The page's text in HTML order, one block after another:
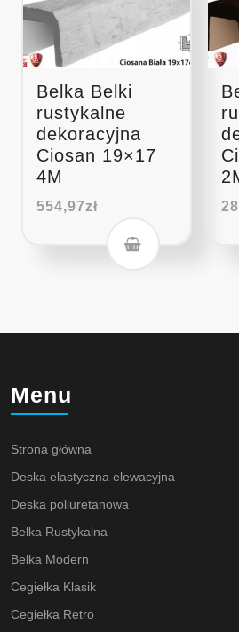
Belka Belki
rustykalne
dekoracyjna
Ciosan 19×17
4M
554,97zł
Menu
Strona główna
Deska elastyczna elewacyjna
Deska poliuretanowa
Belka Rustykalna
Belka Modern
Cegiełka Klasik
Cegiełka Retro